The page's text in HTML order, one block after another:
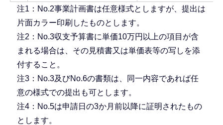
注1：No.2事業計画書は任意様式としますが、提出は
片面カラー印刷したものとします。
注2：No.3収支予算書に単価10万円以上の項目が含
まれる場合は、その見積書又は単価表等の写しを添
付すること。
注3：No.3及びNo.6の書類は、同一内容であれば任
意の様式での提出も可とします。
注4：No.5は申請日の3か月前以降に証明されたもの
とします。